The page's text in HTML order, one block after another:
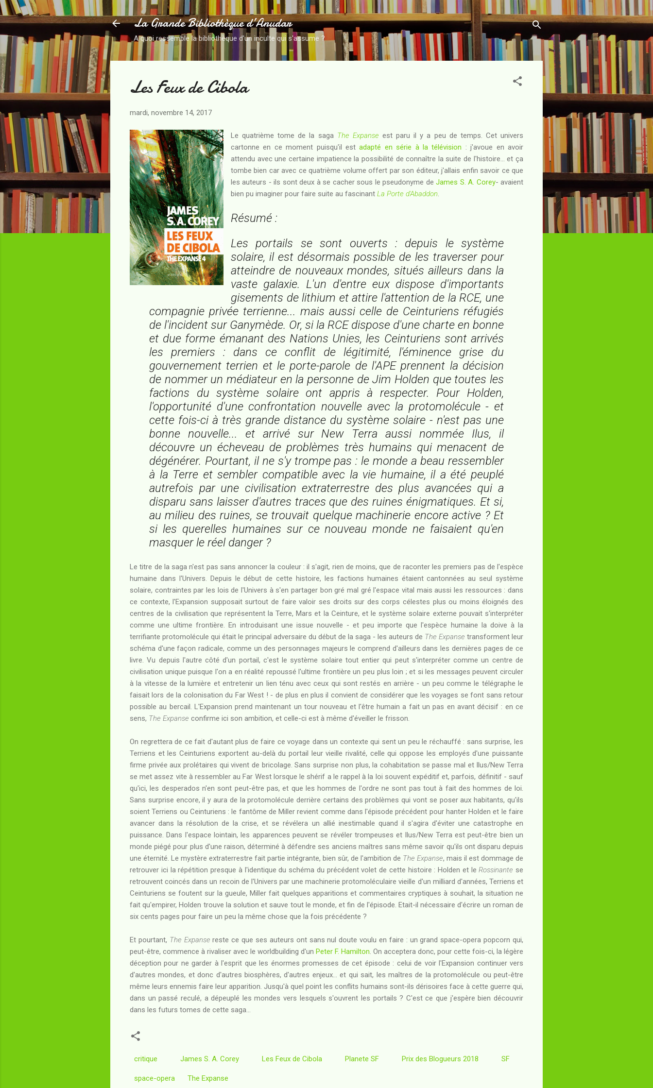
Accéder au contenu principal
La Grande Bibliothèque d’Anudar
A quoi ressemble la bibliothèque d'un inculte qui s'assume ?
Les Feux de Cibola
mardi, novembre 14, 2017
Le quatrième tome de la saga The Expanse est paru il y a peu de temps. Cet univers
cartonne en ce moment puisqu'il estadapté en série à la télévision : j'avoue en avoir
attendu avec une certaine impatience la possibilité de connaître la suite de l'histoire... et ça
tombe bien car avec ce quatrième volume offert par son éditeur, j'allais enfin savoir ce que
les auteurs - ils sont deux à se cacher sous le pseudonyme deJames S. A. Corey- avaient
bien pu imaginer pour faire suite au fascinant La Porte d'Abaddon
Résumé :
Les portails se sont ouverts : depuis le système
solaire, il est désormais possible de les traverser pour
atteindre de nouveaux mondes, situés ailleurs dans la
vaste galaxie. L'un d'entre eux dispose d'importants
gisements de lithium et attire l'attention de la RCE, une
compagnie privée terrienne... mais aussi celle de Ceinturiens réfugiés
de l'incident sur Ganymède. Or, si la RCE dispose d'une charte en bonne
et due forme émanant des Nations Unies, les Ceinturiens sont arrivés
les premiers : dans ce conflit de légitimité, l'éminence grise du
gouvernement terrien et le porte-parole de l'APE prennent la décision
de nommer un médiateur en la personne de Jim Holden que toutes les
factions du système solaire ont appris à respecter. Pour Holden,
l'opportunité d'une confrontation nouvelle avec la protomolécule - et
cette fois-ci à très grande distance du système solaire - n'est pas une
bonne nouvelle... et arrivé sur New Terra aussi nommée Ilus, il
découvre un écheveau de problèmes très humains qui menacent de
dégénérer. Pourtant, il ne s'y trompe pas : le monde a beau ressembler
à la Terre et sembler compatible avec la vie humaine, il a été peuplé
autrefois par une civilisation extraterrestre des plus avancées qui a
disparu sans laisser d'autres traces que des ruines énigmatiques. Et si,
au milieu des ruines, se trouvait quelque machinerie encore active ? Et
si les querelles humaines sur ce nouveau monde ne faisaient qu'en
masquer le réel danger ?
Le titre de la saga n'est pas sans annoncer la couleur : il s'agit, rien de moins, que de raconter les premiers pas de l'espèce
humaine dans l'Univers. Depuis le début de cette histoire, les factions humaines étaient cantonnées au seul système
solaire, contraintes par les lois de l'Univers à s'en partager bon gré mal gré l'espace vital mais aussi les ressources : dans
ce contexte, l'Expansion supposait surtout de faire valoir ses droits sur des corps célestes plus ou moins éloignés des
centres de la civilisation que représentent la Terre, Mars et la Ceinture, et le système solaire externe pouvait s'interpréter
comme une ultime frontière. En introduisant une issue nouvelle - et peu importe que l'espèce humaine la doive à la
terrifiante protomolécule qui était le principal adversaire du début de la saga - les auteurs de The Expanse transforment leur
schéma d'une façon radicale, comme un des personnages majeurs le comprend d'ailleurs dans les dernières pages de ce
livre. Vu depuis l'autre côté d'un portail, c'est le système solaire tout entier qui peut s'interpréter comme un centre de
civilisation unique puisque l'on a en réalité repoussé l'ultime frontière un peu plus loin ; et si les messages peuvent circuler
à la vitesse de la lumière et entretenir un lien ténu avec ceux qui sont restés en arrière - un peu comme le télégraphe le
faisait lors de la colonisation du Far West ! - de plus en plus il convient de considérer que les voyages se font sans retour
possible au bercail. L'Expansion prend maintenant un tour nouveau et l'être humain a fait un pas en avant décisif : en ce
sens, The Expanse confirme ici son ambition, et celle-ci est à même d'éveiller le frisson.
On regrettera de ce fait d'autant plus de faire ce voyage dans un contexte qui sent un peu le réchauffé : sans surprise, les
Terriens et les Ceinturiens exportent au-delà du portail leur vieille rivalité, celle qui oppose les employés d'une puissante
firme privée aux prolétaires qui vivent de bricolage. Sans surprise non plus, la cohabitation se passe mal et Ilus/New Terra
se met assez vite à ressembler au Far West lorsque le shérif a le rappel à la loi souvent expéditif et, parfois, définitif - sauf
qu'ici, les desperados n'en sont peut-être pas, et que les hommes de l'ordre ne sont pas tout à fait des hommes de loi.
Sans surprise encore, il y aura de la protomolécule derrière certains des problèmes qui vont se poser aux habitants, qu'ils
soient Terriens ou Ceinturiens : le fantôme de Miller revient comme dans l'épisode précédent pour hanter Holden et le faire
avancer dans la résolution de la crise, et se révélera un allié inestimable quand il s'agira d'éviter une catastrophe en
puissance. Dans l'espace lointain, les apparences peuvent se révéler trompeuses et Ilus/New Terra est peut-être bien un
monde piégé pour plus d'une raison, déterminé à défendre ses anciens maîtres sans même savoir qu'ils ont disparu depuis
une éternité. Le mystère extraterrestre fait partie intégrante, bien sûr, de l'ambition de The Expanse, mais il est dommage de
retrouver ici la répétition presque à l'identique du schéma du précédent volet de cette histoire : Holden et leRossinante se
retrouvent coincés dans un recoin de l'Univers par une machinerie protomoléculaire vieille d'un milliard d'années, Terriens et
Ceinturiens se foutent sur la gueule, Miller fait quelques apparitions et commentaires cryptiques à souhait, la situation ne
fait qu'empirer, Holden trouve la solution et sauve tout le monde, et fin de l'épisode. Etait-il nécessaire d'écrire un roman de
six cents pages pour faire un peu la même chose que la fois précédente ?
Et pourtant, The Expanse reste ce que ses auteurs ont sans nul doute voulu en faire : un grand space-opera popcorn qui,
peut-être, commence à rivaliser avec le worldbuilding d'un Peter F. Hamilton . On acceptera donc, pour cette fois-ci, la légère
déception pour ne garder à l'esprit que les énormes promesses de cet épisode : celui de voir l'Expansion continuer vers
d'autres mondes, et donc d'autres biosphères, d'autres enjeux... et qui sait, les maîtres de la protomolécule ou peut-être
même leurs ennemis faire leur apparition. Jusqu'à quel point les conflits humains sont-ils dérisoires face à cette guerre qui,
dans un passé reculé, a dépeuplé les mondes vers lesquels s'ouvrent les portails ? C'est ce que j'espère bien découvrir
dans les futurs tomes de cette saga...
critique James S. A. Corey Les Feux de Cibola Planete SF Prix des Blogueurs 2018 SF
space-opera The Expanse